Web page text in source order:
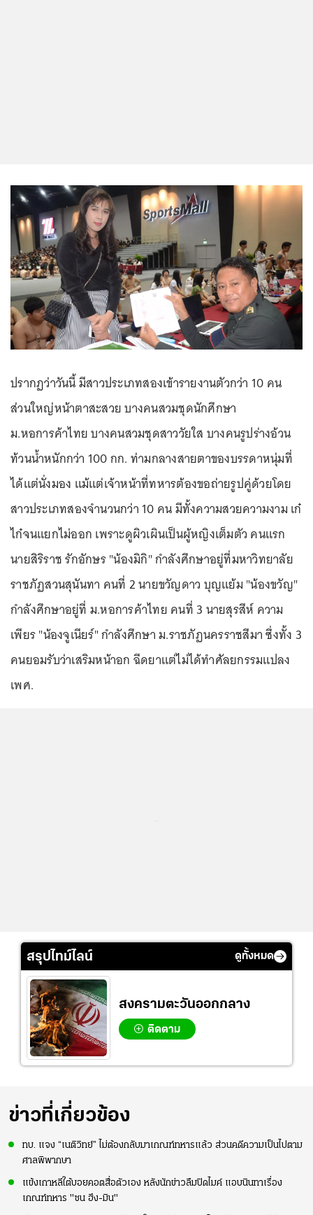
ปรากฏว่าวันนี้ มีสาวประเภทสองเข้ารายงานตัวกว่า 10 คน
ส่วนใหญ่หน้าตาสะสวย บางคนสวมชุดนักศึกษา
ม.หอการค้าไทย บางคนสวมชุดสาววัยใส บางคนรูปร่างอ้วน
ท้วนน้ำหนักกว่า 100 กก. ท่ามกลางสายตาของบรรดาหนุ่มที่
ได้แต่นั่งมอง แม้แต่เจ้าหน้าที่ทหารต้องขอถ่ายรูปคู่ด้วยโดย
สาวประเภทสองจำนวนกว่า 10 คน มีทั้งความสวยความงาม เก๋
ไก๋จนแยกไม่ออก เพราะดูผิวเผินเป็นผู้หญิงเต็มตัว คนแรก
นายสิริราช รักอักษร "น้องมิกิ" กำลังศึกษาอยู่ที่มหาวิทยาลัย
ราชภัฏสวนสุนันทา คนที่ 2 นายขวัญดาว บุญแย้ม "น้องขวัญ"
กำลังศึกษาอยู่ที่ ม.หอการค้าไทย คนที่ 3 นายสุรสีห์ ความ
เพียร "น้องจูเนียร์" กำลังศึกษา ม.ราชภัฏนครราชสีมา ซึ่งทั้ง 3
คนยอมรับว่าเสริมหน้าอก ฉีดยาแต่ไม่ได้ทำศัลยกรรมแปลง
เพศ.
สรุปไทม์ไลน์ ดูทั้งหมด
สงครามตะวันออกกลาง
ติดตาม
ข่าวที่เกี่ยวข้อง
ทบ. แจง “เนติวิทย์” ไม่ต้องกลับมาเกณฑ์ทหาร​แล้ว ส่วนคดีความเป็นไปตาม
ศาลพิพากษา
แข้งเกาหลีใต้บอยคอตสื่อตัวเอง หลังนักข่าวลืมปิดไมค์ แอบนินทาเรื่อง
เกณฑ์ทหาร "ซน ฮึง-มิน"